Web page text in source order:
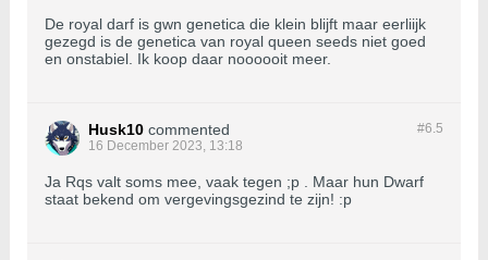
De royal darf is gwn genetica die klein blijft maar eerliijk
gezegd is de genetica van royal queen seeds niet goed
en onstabiel. Ik koop daar noooooit meer.
#6.5
Husk10 commented
16 December 2023, 13:18
Ja Rqs valt soms mee, vaak tegen ;p . Maar hun Dwarf
staat bekend om vergevingsgezind te zijn! :p